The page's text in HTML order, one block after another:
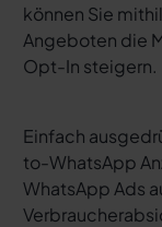
können Sie
Angeboten die
Opt-In steigern.
Einfach
to-WhatsApp
WhatsApp Ads